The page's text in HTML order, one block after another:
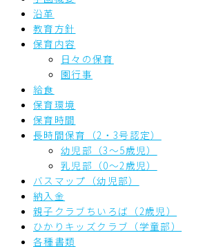
沿革
教育方針
保育内容
日々の保育
園行事
給食
保育環境
保育時間
長時間保育（2・3号認定）
幼児部（3～5歳児）
乳児部（0～2歳児）
バスマップ（幼児部）
納入金
親子クラブちいろば（2歳児）
ひかりキッズクラブ（学童部）
各種書類